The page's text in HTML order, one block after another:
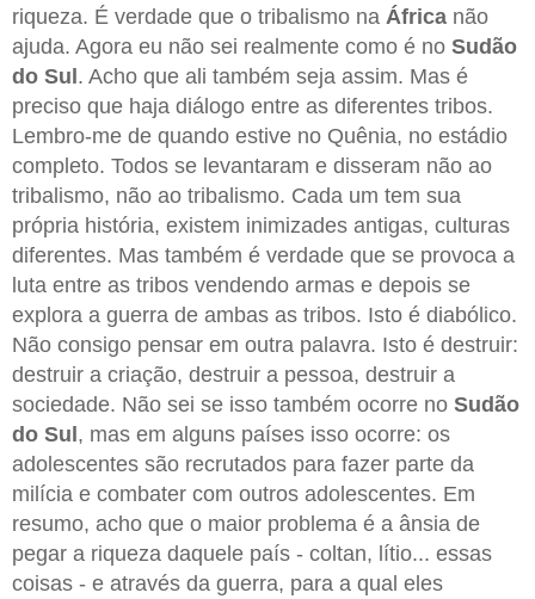
riqueza. É verdade que o tribalismo na África não
ajuda. Agora eu não sei realmente como é no Sudão
do Sul. Acho que ali também seja assim. Mas é
preciso que haja diálogo entre as diferentes tribos.
Lembro-me de quando estive no Quênia, no estádio
completo. Todos se levantaram e disseram não ao
tribalismo, não ao tribalismo. Cada um tem sua
própria história, existem inimizades antigas, culturas
diferentes. Mas também é verdade que se provoca a
luta entre as tribos vendendo armas e depois se
explora a guerra de ambas as tribos. Isto é diabólico.
Não consigo pensar em outra palavra. Isto é destruir:
destruir a criação, destruir a pessoa, destruir a
sociedade. Não sei se isso também ocorre no Sudão
do Sul, mas em alguns países isso ocorre: os
adolescentes são recrutados para fazer parte da
milícia e combater com outros adolescentes. Em
resumo, acho que o maior problema é a ânsia de
pegar a riqueza daquele país - coltan, lítio... essas
coisas - e através da guerra, para a qual eles